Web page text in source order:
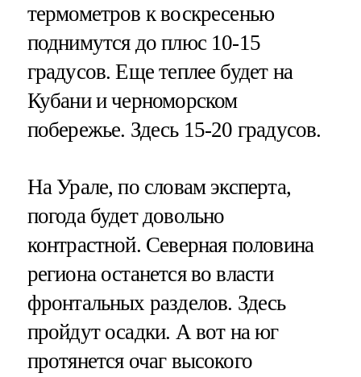
термометров к воскресенью
поднимутся до плюс 10-15
градусов. Еще теплее будет на
Кубани и черноморском
побережье. Здесь 15-20 градусов.
На Урале, по словам эксперта,
погода будет довольно
контрастной. Северная половина
региона останется во власти
фронтальных разделов. Здесь
пройдут осадки. А вот на юг
протянется очаг высокого